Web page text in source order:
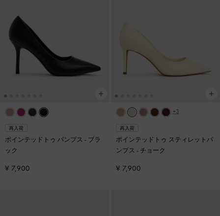
再入荷
ポインテッドトゥ パンプス - ブラ
ック
¥ 7,900
+3
再入荷
ポインテッドトゥ スティレットパ
ンプス - チョーク
¥ 7,900